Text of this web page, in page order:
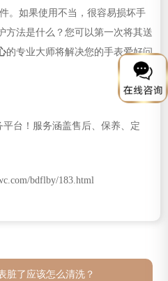
如果使用不当，很容易损坏手
方法是什么？您可以第一次将其送
的专业大师将解决您的手表爱好问
bdflby/183.html
脏了应该怎么清洗？